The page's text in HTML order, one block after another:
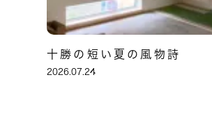
十勝の短い夏の風物詩
2026.07.24